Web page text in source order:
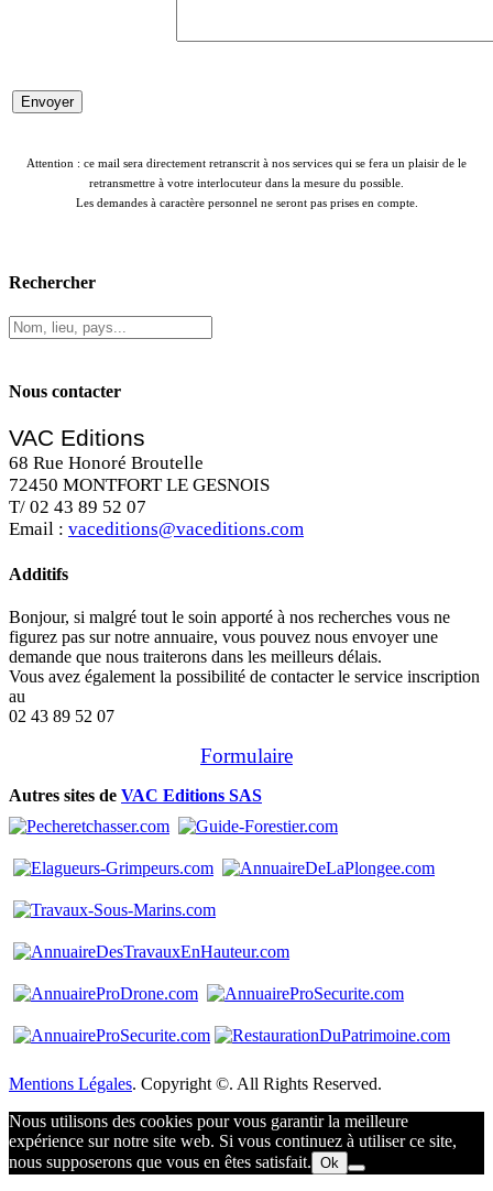
Attention : ce mail sera directement retranscrit à nos services qui se fera un plaisir de le
retransmettre à votre interlocuteur dans la mesure du possible.
Les demandes à caractère personnel ne seront pas prises en compte.
Rechercher
Nous contacter
VAC Editions
68 Rue Honoré Broutelle
72450 MONTFORT LE GESNOIS
T/ 02 43 89 52 07
Email : vaceditions@vaceditions.com
Additifs
Bonjour, si malgré tout le soin apporté à nos recherches vous ne
figurez pas sur notre annuaire, vous pouvez nous envoyer une
demande que nous traiterons dans les meilleurs délais.
Vous avez également la possibilité de contacter le service inscription
au
02 43 89 52 07
Formulaire
Autres sites de VAC Editions SAS
Mentions Légales. Copyright ©. All Rights Reserved.
Nous utilisons des cookies pour vous garantir la meilleure
expérience sur notre site web. Si vous continuez à utiliser ce site,
nous supposerons que vous en êtes satisfait. Ok